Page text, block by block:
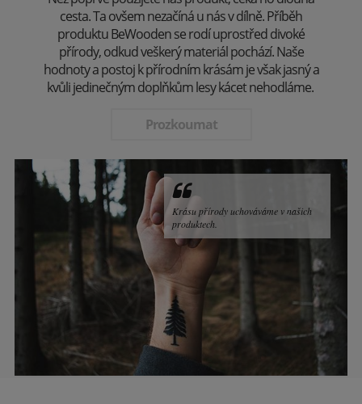
cesta. Ta ovšem nezačíná u nás v dílně. Příběh
produktu BeWooden se rodí uprostřed divoké
přírody, odkud veškerý materiál pochází. Naše
hodnoty a postoj k přírodním krásám je však jasný a
kvůli jedinečným doplňkům lesy kácet nehodláme.
Prozkoumat
Krásu přírody uchováváme v našich
produktech.